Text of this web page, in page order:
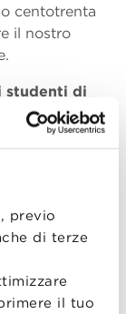
previo
di terze
il tuo
centotrenta
il nostro
studenti di
ragazzi del
si sono
una specifica
qui abbiamo
pensare alla
Vogliamo
di